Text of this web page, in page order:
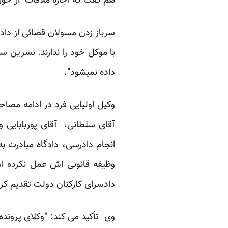
سرباز زدن مسولان قضائی از
با موکل خود را ندارند. نسرین
داده نمیشود”.
وکیل اولیایی فرد در ادامه
آقای سلطانی، آقای
انجام دادرسی، دادگاه
دادسرای کارکنان دولت تقدیم
وی تأکید می کند: “وکلای